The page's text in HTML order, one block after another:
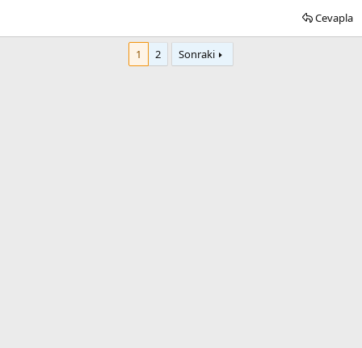
Cevapla
1 2 Sonraki